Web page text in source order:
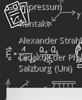
Impressum
Kontakt
Alexander Strahl
Didaktik der
Salzburg (Uni)